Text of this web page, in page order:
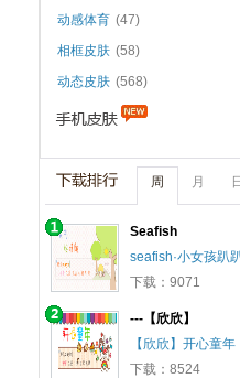
动感体育 (47)
相框皮肤 (58)
动态皮肤 (568)
周 月 日
Seafish
seafish·小女孩趴
下载：9071
---【欣欣】
【欣欣】开心童年
下载：8524